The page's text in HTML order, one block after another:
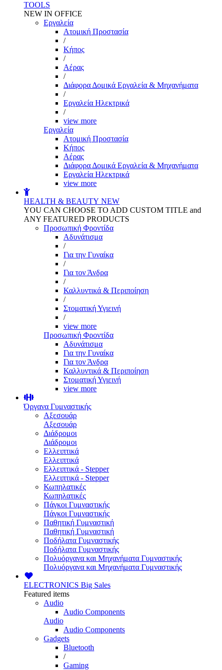
TOOLS
NEW IN OFFICE
Εργαλεία
Aτομική Προστασία
/
Kήπος
/
Αέρας
/
Διάφορα Δομικά Εργαλεία & Μηχανήματα
/
Εργαλεία Ηλεκτρικά
/
view more
Εργαλεία
Aτομική Προστασία
Kήπος
Αέρας
Διάφορα Δομικά Εργαλεία & Μηχανήματα
Εργαλεία Ηλεκτρικά
view more
HEALTH & BEAUTY NEW
YOU CAN CHOOSE TO ADD CUSTOM TITLE and
ANY FEATURED PRODUCTS
Προσωπική Φροντίδα
Αδυνάτισμα
/
Για την Γυναίκα
/
Για τον Άνδρα
/
Καλλυντικά & Περιποίηση
/
Στοματική Υγιεινή
/
view more
Προσωπική Φροντίδα
Αδυνάτισμα
Για την Γυναίκα
Για τον Άνδρα
Καλλυντικά & Περιποίηση
Στοματική Υγιεινή
view more
Όργανα Γυμναστικής
Αξεσουάρ
Αξεσουάρ
Διάδρομοι
Διάδρομοι
Ελλειπτικά
Ελλειπτικά
Ελλειπτικά - Stepper
Ελλειπτικά - Stepper
Κωπηλατικές
Κωπηλατικές
Πάγκοι Γυμναστικής
Πάγκοι Γυμναστικής
Παθητική Γυμναστική
Παθητική Γυμναστική
Ποδήλατα Γυμναστικής
Ποδήλατα Γυμναστικής
Πολυόργανα και Μηχανήματα Γυμναστικής
Πολυόργανα και Μηχανήματα Γυμναστικής
ELECTRONICS Big Sales
Featured items
Audio
Audio Components
Audio
Audio Components
Gadgets
Bluetooth
/
Gaming